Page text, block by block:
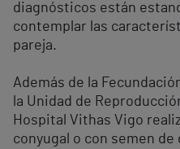
diagnósticos están
contemplar las
pareja.
Además de la
la Unidad de
Hospital Vithas Vigo
conyugal o con semen